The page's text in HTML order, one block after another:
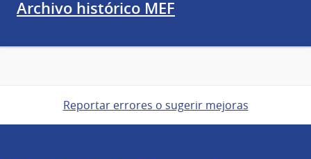
Archivo histórico MEF
Reportar errores o sugerir mejoras